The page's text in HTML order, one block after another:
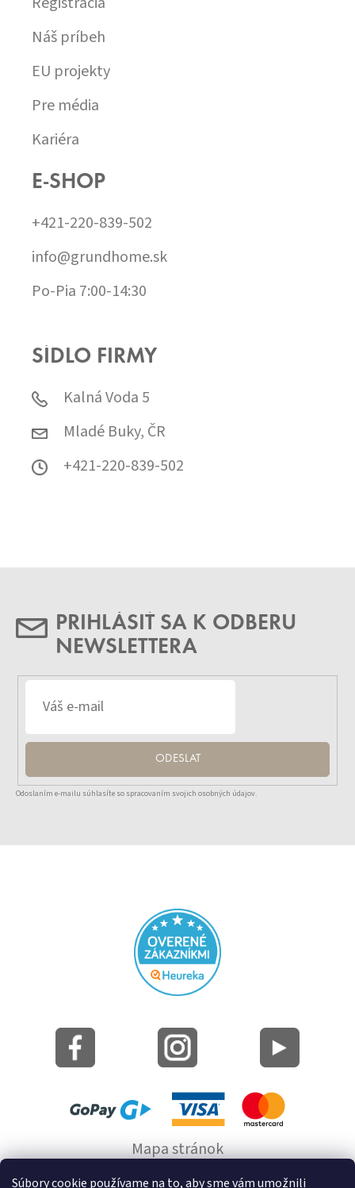
Súbory cookie používame na to, aby sme vám umožnili
Náš príbeh
EU projekty
Pre média
Kariéra
E-SHOP
+421-220-839-502
info@grundhome.sk
Po-Pia 7:00-14:30
SÍDLO FIRMY
Kalná Voda 5
Mladé Buky, ČR
+421-220-839-502
PRIHLÁSIŤ SA K ODBERU
NEWSLETTERA
ODESLAT
Odoslaním e-mailu súhlasíte so spracovaním svojich osobných údajov.
Mapa stránok
Informácie o cookie